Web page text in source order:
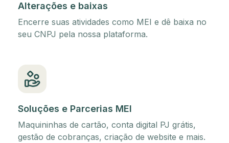
Alterações e baixas
Encerre suas atividades como MEI e dê baixa no
seu CNPJ pela nossa plataforma.
Soluções e Parcerias MEI
Maquininhas de cartão, conta digital PJ grátis,
gestão de cobranças, criação de website e mais.